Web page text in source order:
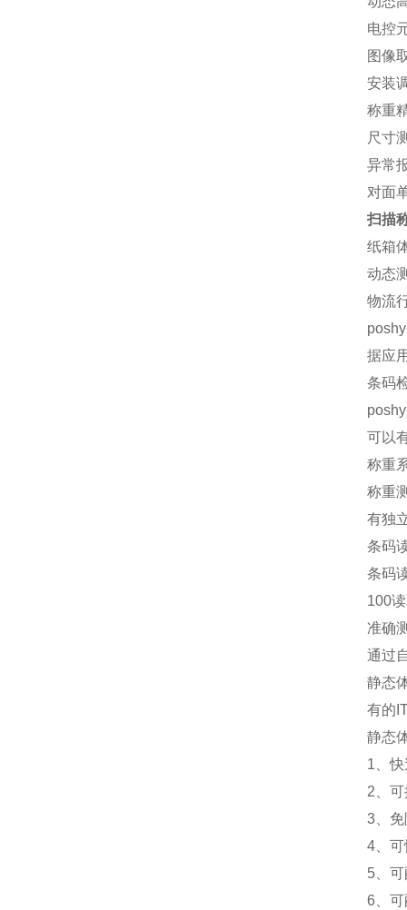
电控
图像
安装
称重
尺寸
异常
对面
扫描
纸箱
动态
物流
据应
条码
可以
称重
称重
有独
条码
条码
100
准确
通过
静态
有的
静态
1、
2、
3、
4、
5、
6、